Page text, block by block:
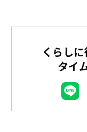
くらし
タイ